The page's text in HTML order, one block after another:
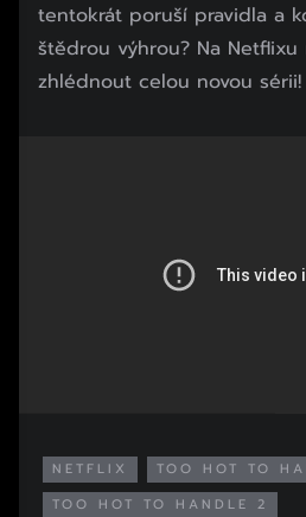
tentokrát poruší pravidla a
štědrou výhrou? Na
zhlédnout celou novou sérii!
NETFLIX
TOO HOT TO
TOO HOT TO HANDLE 2